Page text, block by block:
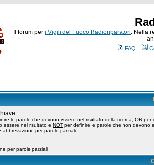
Il forum per i Vigili del Fuoco Radioriparatori. Nella
FAQ
le parole che devono essere nel risultato della ricerca, OR per
essere nel risultato e NOT per definire le parole che non devono
abbrevazione per parole parziali
per parole parziali